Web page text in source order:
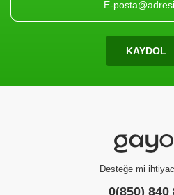
Filtrenize
Ürün
KAYDOL
Desteğe mi
0(850) 840